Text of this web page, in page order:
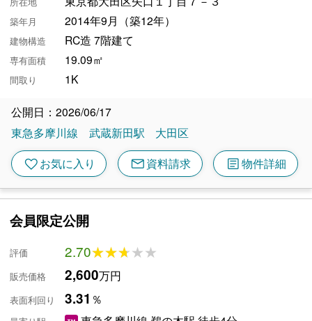
築年月 2014年9月（築12年）
建物構造 RC造 7階建て
専有面積 19.09㎡
間取り 1K
公開日：2026/06/17
東急多摩川線
武蔵新田駅 大田区
favoriteお気に入り mail資料請求 article物件詳細
会員限定公開
評価 2.70★★★★★
★★★★★
販売価格 2,600万円
表面利回り 3.31 ％